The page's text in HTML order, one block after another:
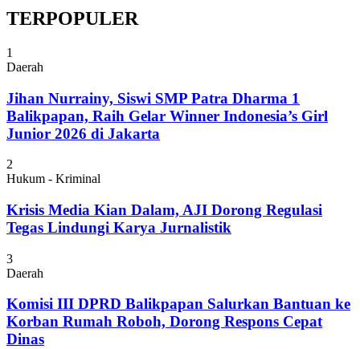
TERPOPULER
1
Daerah
Jihan Nurrainy, Siswi SMP Patra Dharma 1
Balikpapan, Raih Gelar Winner Indonesia’s Girl
Junior 2026 di Jakarta
2
Hukum - Kriminal
Krisis Media Kian Dalam, AJI Dorong Regulasi
Tegas Lindungi Karya Jurnalistik
3
Daerah
Komisi III DPRD Balikpapan Salurkan Bantuan ke
Korban Rumah Roboh, Dorong Respons Cepat
Dinas